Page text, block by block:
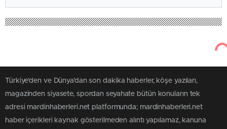
Türkiye'den ve Dünya’dan son dakika haberler, köşe yazıları,
magazinden siyasete, spordan seyahate bütün konuların tek
adresi mardinhaberleri.net platformunda; mardinhaberleri.net
haber içerikleri kaynak gösterilmeden alıntı yapılamaz, kanuna